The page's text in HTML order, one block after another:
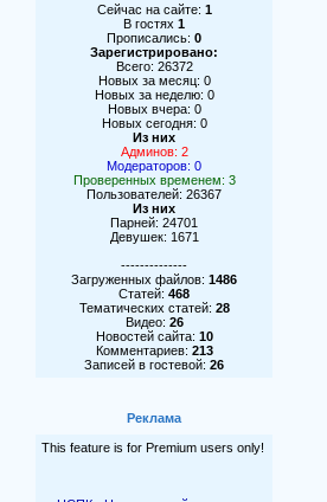
Сейчас на сайте: 1
В гостях 1
Прописались: 0
Зарегистрировано:
Всего: 26372
Новых за месяц: 0
Новых за неделю: 0
Новых вчера: 0
Новых сегодня: 0
Из них
Админов: 2
Модераторов: 0
Проверенных временем: 3
Пользователей: 26367
Из них
Парней: 24701
Девушек: 1671
--------------
Загруженных файлов: 1486
Статей: 468
Тематических статей: 28
Видео: 26
Новостей сайта: 10
Комментариев: 213
Записей в гостевой: 26
Реклама
This feature is for Premium users only!